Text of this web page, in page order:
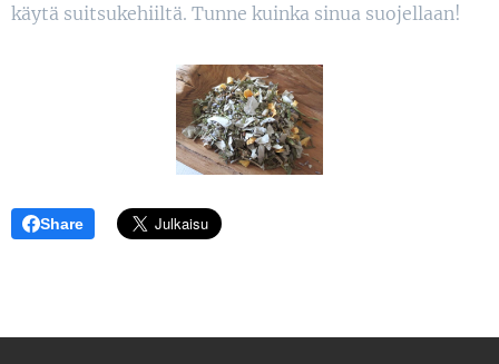
käytä suitsukehiiltä. Tunne kuinka sinua suojellaan!
Share